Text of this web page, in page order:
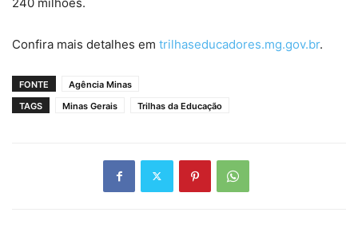
Confira mais detalhes em trilhaseducadores.mg.gov.br.
FONTE
Agência Minas
TAGS
Minas Gerais Trilhas da Educação